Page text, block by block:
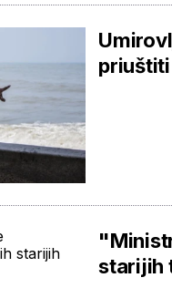
starijih